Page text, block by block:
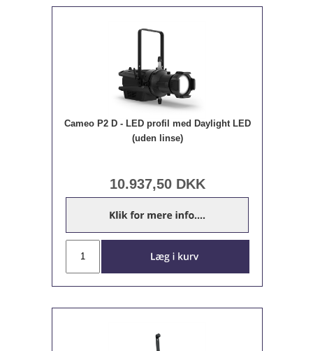
Cameo P2 D - LED profil med Daylight LED
(uden linse)
10.937,50DKK